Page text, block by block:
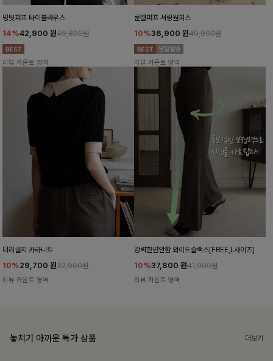
밍팃퍼프 타이블라우스
14%42,900 원49,800원
리뷰 카운트 영역
룬셀퍼프 셔링원피스
10%36,900 원40,900원
리뷰 카운트 영역
더리골지 카라니트
10%29,700 원32,900원
리뷰 카운트 영역
강력한편안함 와이드슬랙스[FREE,L사이즈]
10%37,800 원41,900원
리뷰 카운트 영역
놓치기 아까운 특가 상품 더보기